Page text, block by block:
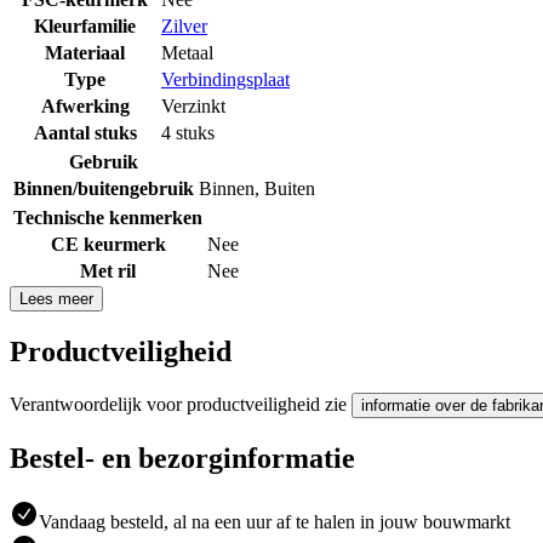
Kleurfamilie
Zilver
Materiaal
Metaal
Type
Verbindingsplaat
Afwerking
Verzinkt
Aantal stuks
4 stuks
Gebruik
Binnen/buitengebruik Binnen, Buiten
Technische kenmerken
CE keurmerk
Nee
Met ril
Nee
Lees meer
Productveiligheid
Verantwoordelijk voor productveiligheid zie informatie over de
Bestel- en bezorginformatie
Vandaag besteld, al na een uur af te halen in jouw bouwmarkt